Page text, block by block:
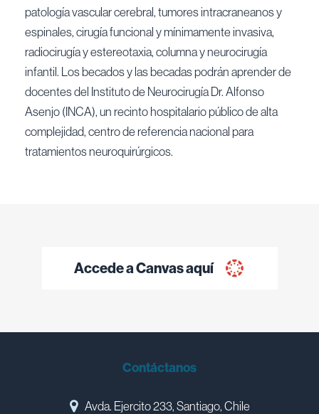
patología vascular cerebral, tumores intracraneanos y
espinales, cirugía funcional y mínimamente invasiva,
radiocirugía y estereotaxia, columna y neurocirugía
infantil. Los becados y las becadas podrán aprender de
docentes del Instituto de Neurocirugía Dr. Alfonso
Asenjo (INCA), un recinto hospitalario público de alta
complejidad, centro de referencia nacional para
tratamientos neuroquirúrgicos.
Accede a Canvas aquí
Contáctanos
Avda. Ejercito 233, Santiago, Chile